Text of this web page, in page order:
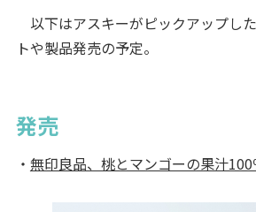
以下はアスキーがピックアップし
トや製品発売の予定。
発売
・ 無印良品、桃とマンゴーの果汁